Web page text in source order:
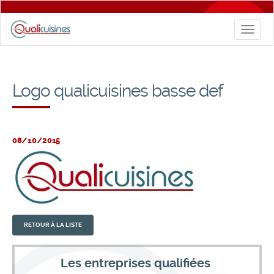
Toggle
Logo qualicuisines basse def
08/10/2015
RETOUR À LA LISTE
Les entreprises qualifiées